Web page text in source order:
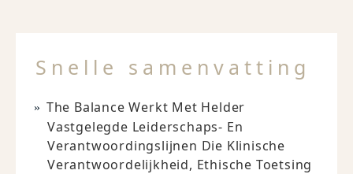
Snelle samenvatting
The Balance Werkt Met Helder
Vastgelegde Leiderschaps- En
Verantwoordingslijnen Die Klinische
Verantwoordelijkheid, Ethische Toetsing